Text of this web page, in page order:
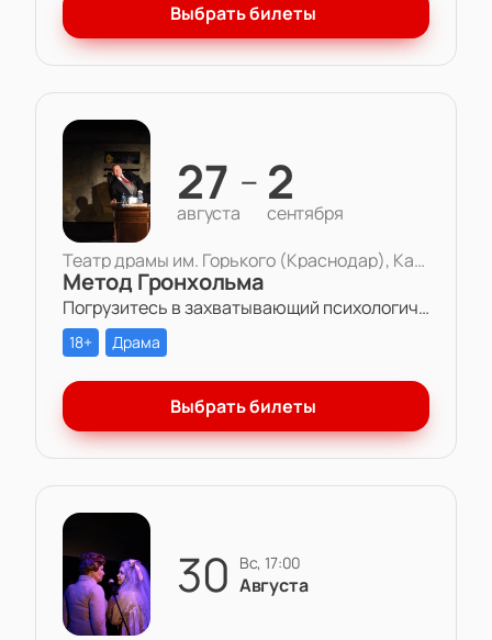
Выбрать билеты
27
августа
— 2
сентября
Театр драмы им. Горького (Краснодар), Камерная сцена
Метод Гронхольма
Погрузитесь в захватывающий психологический триллер «Метод Гронхольма» в Театре драмы им. Горького.
18+ Драма
Выбрать билеты
30 вс, 17:00
Августа